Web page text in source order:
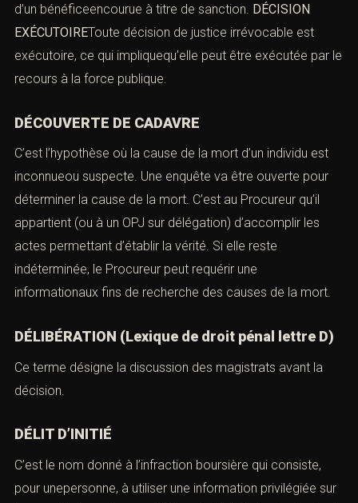
d’un bénéficeencourue à titre de sanction. DÉCISION
EXÉCUTOIREToute décision de justice irrévocable est
exécutoire, ce qui impliquequ’elle peut être exécutée par le
recours à la force publique.
DÉCOUVERTE DE CADAVRE
C’est l’hypothèse où la cause de la mort d’un individu est
inconnueou suspecte. Une enquête va être ouverte pour
déterminer la cause de la mort. C’est au Procureur qu’il
appartient (ou à un OPJ sur délégation) d’accomplir les
actes permettant d’établir la vérité. Si elle reste
indéterminée, le Procureur peut requérir une
informationaux fins de recherche des causes de la mort.
DÉLIBÉRATION (Lexique de droit pénal lettre D)
Ce terme désigne la discussion des magistrats avant la
décision.
DÉLIT D’INITIÉ
C’est le nom donné à l’infraction boursière qui consiste,
pour unepersonne, à utiliser une information privilégiée sur